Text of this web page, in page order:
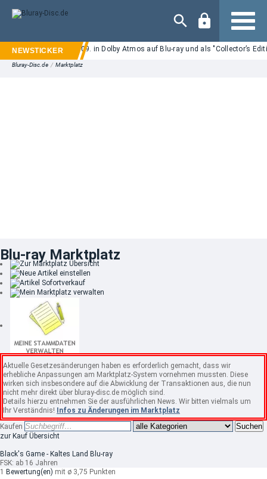
Navigation
"Backrooms" ab 25.09. in Dolby Atmos auf Blu-ray und als "Collector’s
Bluray-Disc.de / Marktplatz
Blu-ray Marktplatz
Aktuelle Gesetzesänderungen haben es erforderlich gemacht, dass wir
erhebliche Anpassungen am Marktplatz-System vornehmen mussten. Diese
wirken sich insbesondere auf die Abwicklung der Transaktionen aus, die nun
nicht mehr direkt über bluray-disc.de möglich sind.
Details hierzu entnehmen Sie der ausführlichen News. Wir bitten vielmals um
Ihr Verständnis!
Infos zu Änderungen im Marktplatz
Kaufen
Suchen
zur Kauf Übersicht
Black's Game - Kaltes Land Blu-ray
FSK: ab 16 Jahren
1
Bewertung(en) mit ø 3,75 Punkten